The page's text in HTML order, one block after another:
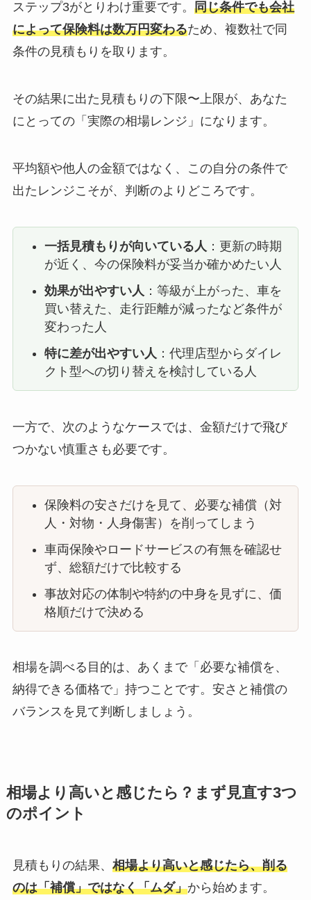
ステップ3がとりわけ重要です。 同じ条件でも会社
によって保険料は数万円変わるため、複数社で同
条件の見積もりを取ります。
その結果に出た見積もりの下限〜上限が、あなた
にとっての「実際の相場レンジ」になります。
平均額や他人の金額ではなく、この自分の条件で
出たレンジこそが、判断のよりどころです。
一括見積もりが向いている人 ：更新の時期
が近く、今の保険料が妥当か確かめたい人
効果が出やすい人 ：等級が上がった、車を
買い替えた、走行距離が減ったなど条件が
変わった人
特に差が出やすい人 ：代理店型からダイレ
クト型への切り替えを検討している人
一方で、次のようなケースでは、金額だけで飛び
つかない慎重さも必要です。
保険料の安さだけを見て、必要な補償（対
人・対物・人身傷害）を削ってしまう
車両保険やロードサービスの有無を確認せ
ず、総額だけで比較する
事故対応の体制や特約の中身を見ずに、価
格順だけで決める
相場を調べる目的は、あくまで「必要な補償を、
納得できる価格で」持つことです。安さと補償の
バランスを見て判断しましょう。
相場より高いと感じたら？まず見直す3つ
のポイント
見積もりの結果、 相場より高いと感じたら、削る
のは「補償」ではなく「ムダ」から始めます。